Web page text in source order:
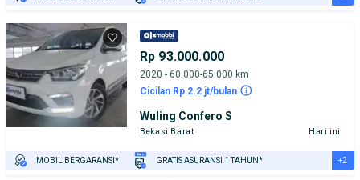
Rp 93.000.000
2020 - 60.000-65.000 km
Cicilan Rp 2.2 jt/bulan
Wuling Confero S
Bekasi Barat Hari ini
MOBIL BERGARANSI* GRATIS ASURANSI 1 TAHUN* +2